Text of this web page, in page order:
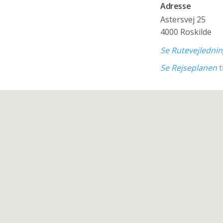
Adresse
Astersvej 25
4000 Roskilde
Se
Se Rejseplanen